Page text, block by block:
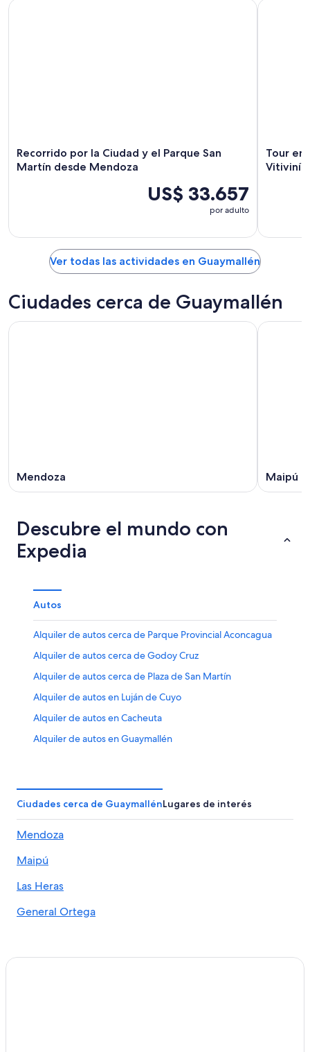
Recorrido por la Ciudad y el Parque San
Martín desde Mendoza
US$ 33.657
por adulto
Recorrido por la Ciudad y el Parque San Martín desde
Tour en
Tour en
Ver todas las actividades en Guaymallén
Ciudades cerca de Guaymallén
Mendoza Maipú
Descubre el mundo con
Expedia
Autos
Alquiler de autos cerca de Parque Provincial Aconcagua
Alquiler de autos cerca de Godoy Cruz
Alquiler de autos cerca de Plaza de San Martín
Alquiler de autos en Luján de Cuyo
Alquiler de autos en Cacheuta
Alquiler de autos en Guaymallén
Alquiler de autos cerca de Departamento Las Heras
Alquiler de autos cerca de Bodega de vino Susana Balbo
Wines
Alquiler de autos en San Martín
Alquiler de autos cerca de Dorrego
Ciudades cerca de GuaymallénLugares de interés
Mendoza
Maipú
Las Heras
General Ortega